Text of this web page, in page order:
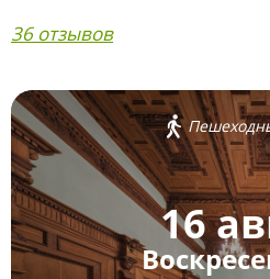
36 отзывов
16